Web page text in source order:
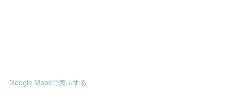
Google Mapsで表示する